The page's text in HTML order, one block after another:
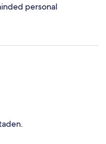
personal